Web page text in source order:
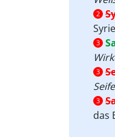
2
3
3
3
das